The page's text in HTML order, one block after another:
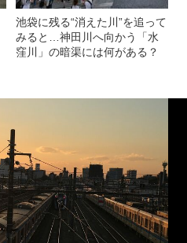
池袋に残る“消えた川”を追って
みると…神田川へ向かう「水
窪川」の暗渠には何がある？